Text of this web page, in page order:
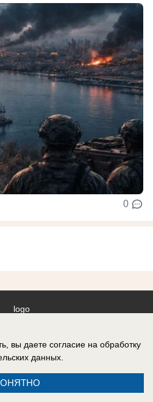
0
вы даете согласие на обработку
данных.